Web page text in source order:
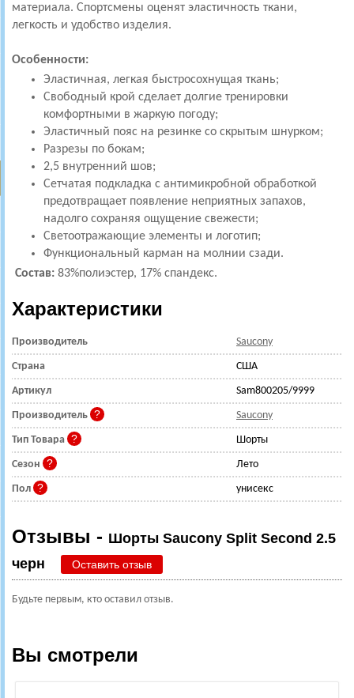
материала. Спортсмены оценят эластичность ткани,
легкость и удобство изделия.
Особенности:
Эластичная, легкая быстросохнущая ткань;
Свободный крой сделает долгие тренировки
комфортными в жаркую погоду;
Эластичный пояс на резинке со скрытым шнурком;
Разрезы по бокам;
2,5 внутренний шов;
Сетчатая подкладка с антимикробной обработкой
предотвращает появление неприятных запахов,
надолго сохраняя ощущение свежести;
Светоотражающие элементы и логотип;
Функциональный карман на молнии сзади.
Состав: 83%полиэстер, 17% спандекс.
Характеристики
Производитель Saucony
Страна США
Артикул Sam800205/9999
Производитель Saucony
Тип Товара Шорты
Сезон Лето
Пол унисекс
Отзывы - Шорты Saucony Split Second 2.5
черн
Оставить отзыв
Будьте первым, кто оставил отзыв.
Вы смотрели